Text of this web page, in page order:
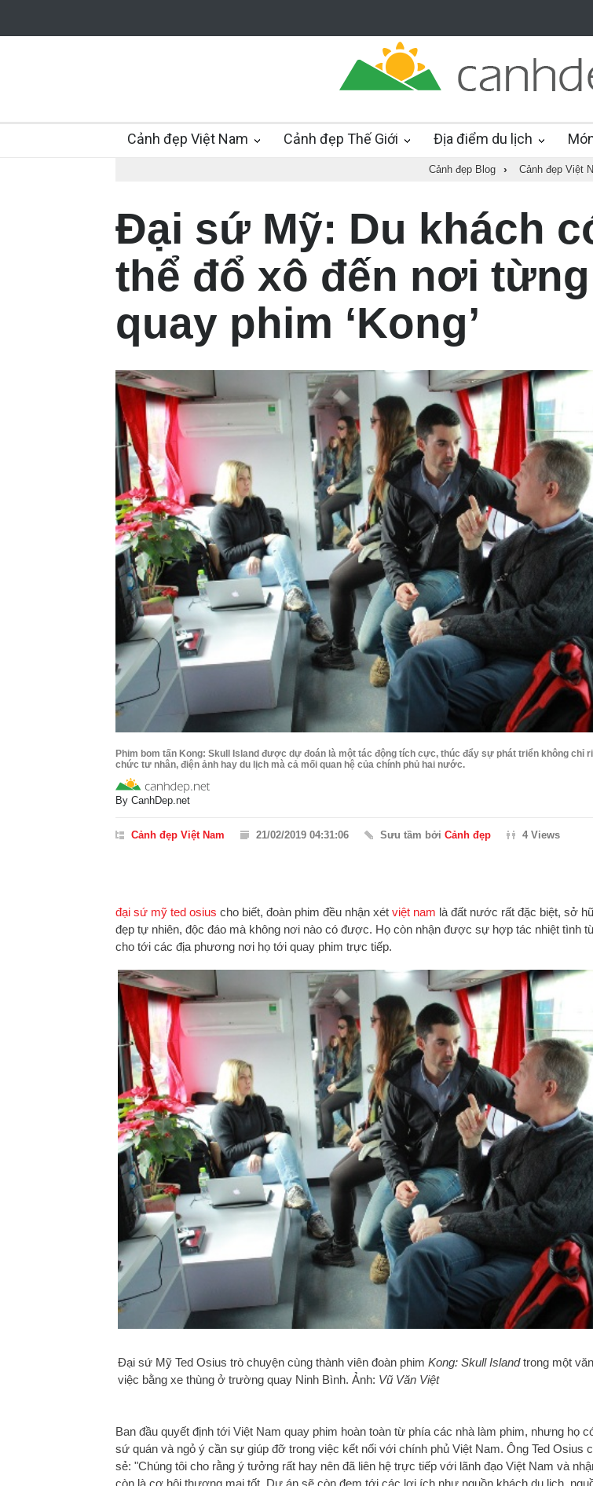
Cảnh đẹp Việt Nam Cảnh đẹp Thế Giới Địa điểm du lịch
Cảnh đẹp Blog › Cảnh đẹp Việt
Đại sứ Mỹ: Du khách
thể đổ xô đến nơi từng
quay phim ‘Kong’
Phim bom tấn Kong: Skull Island được dự đoán là một tác động tích cực, thúc đẩy sự phát triển không chỉ
chức tư nhân, điện ảnh hay du lịch mà cả mối quan hệ của chính phủ hai nước.
By CanhDep.net
Cảnh đẹp Việt Nam 21/02/2019 04:31:06 Sưu tầm bởi Cảnh đẹp 4 Views
đại sứ mỹ ted osius cho biết, đoàn phim đều nhận xét việt nam là đất nước rất đặc biệt, sở
đẹp tự nhiên, độc đáo mà không nơi nào có được. Họ còn nhận được sự hợp tác nhiệt tình
cho tới các địa phương nơi họ tới quay phim trực tiếp.
Đại sứ Mỹ Ted Osius trò chuyện cùng thành viên đoàn phim Kong: Skull Islandtrong một
việc bằng xe thùng ở trường quay Ninh Bình. Ảnh: Vũ Văn Việt
Ban đầu quyết định tới Việt Nam quay phim hoàn toàn từ phía các nhà làm phim, nhưng họ
sứ quán và ngỏ ý cần sự giúp đỡ trong việc kết nối với chính phủ Việt Nam. Ông Ted Osius
sẻ: "Chúng tôi cho rằng ý tưởng rất hay nên đã liên hệ trực tiếp với lãnh đạo Việt Nam và
còn là cơ hội thương mại tốt. Dự án sẽ còn đem tới các lợi ích như nguồn khách du lịch,